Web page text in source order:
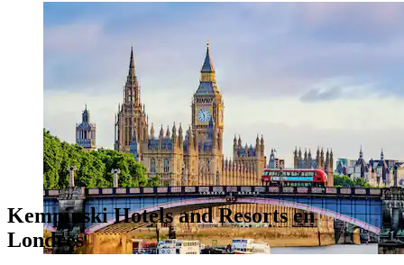
Kempinski Hotels and Resorts en
Londres